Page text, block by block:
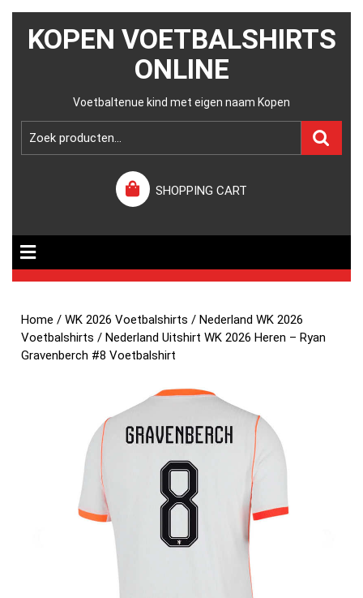
KOPEN VOETBALSHIRTS
ONLINE
Voetbaltenue kind met eigen naam Kopen
SHOPPING CART
Home /WK 2026 Voetbalshirts /Nederland WK 2026
Voetbalshirts / Nederland Uitshirt WK 2026 Heren – Ryan
Gravenberch #8 Voetbalshirt